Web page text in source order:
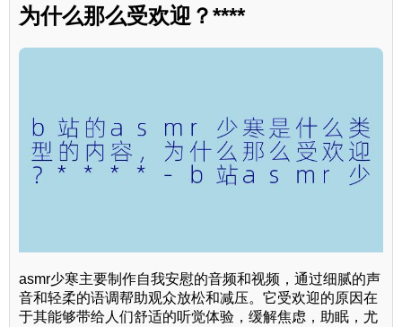
为什么那么受欢迎？****
asmr少寒主要制作自我安慰的音频和视频，通过细腻的声
音和轻柔的语调帮助观众放松和减压。它受欢迎的原因在
于其能够带给人们舒适的听觉体验，缓解焦虑，助眠，尤